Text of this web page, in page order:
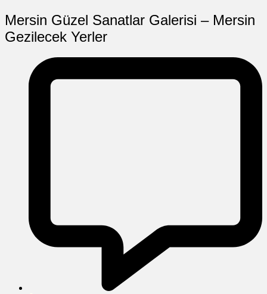
Mersin Güzel Sanatlar Galerisi – Mersin
Gezilecek Yerler